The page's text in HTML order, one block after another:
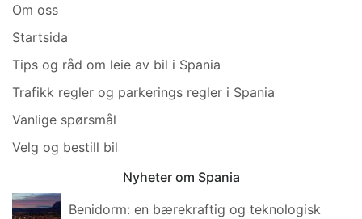
Om oss
Startsida
Tips og råd om leie av bil i Spania
Trafikk regler og parkerings regler i Spania
Vanlige spørsmål
Velg og bestill bil
Nyheter om Spania
Benidorm: en bærekraftig og teknologisk